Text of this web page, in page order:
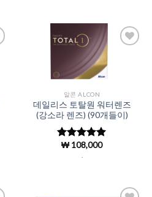
알콘 ALCON
데일리스 토탈원 워터렌즈
(강소라 렌즈) (90개들이)
5 중에서
로 평
₩108,000